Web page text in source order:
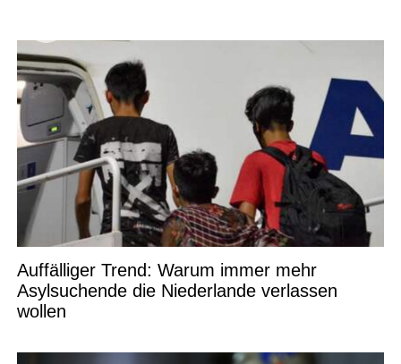
Auffälliger Trend: Warum immer mehr
Asylsuchende die Niederlande verlassen
wollen